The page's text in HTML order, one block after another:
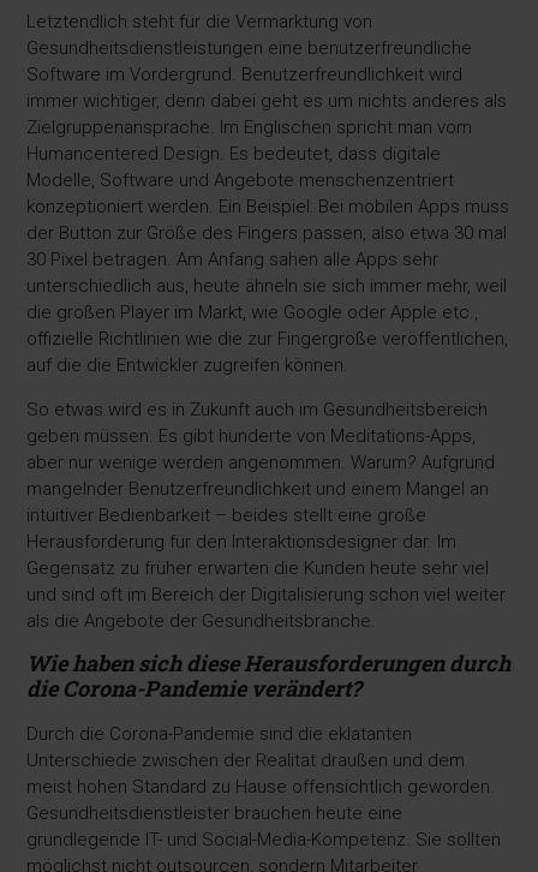
Letztendlich steht für die Vermarktung von
Gesundheitsdienstleistungen eine benutzerfreundliche
Software im Vordergrund. Benutzerfreundlichkeit wird
immer wichtiger, denn dabei geht es um nichts anderes als
Zielgruppenansprache. Im Englischen spricht man vom
Humancentered Design. Es bedeutet, dass digitale
Modelle, Software und Angebote menschenzentriert
konzeptioniert werden. Ein Beispiel: Bei mobilen Apps muss
der Button zur Größe des Fingers passen, also etwa 30 mal
30 Pixel betragen. Am Anfang sahen alle Apps sehr
unterschiedlich aus, heute ähneln sie sich immer mehr, weil
die großen Player im Markt, wie Google oder Apple etc.,
offizielle Richtlinien wie die zur Fingergröße veröffentlichen,
auf die die Entwickler zugreifen können.
So etwas wird es in Zukunft auch im Gesundheitsbereich
geben müssen. Es gibt hunderte von Meditations-Apps,
aber nur wenige werden angenommen. Warum? Aufgrund
mangelnder Benutzerfreundlichkeit und einem Mangel an
intuitiver Bedienbarkeit – beides stellt eine große
Herausforderung für den Interaktionsdesigner dar. Im
Gegensatz zu früher erwarten die Kunden heute sehr viel
und sind oft im Bereich der Digitalisierung schon viel weiter
als die Angebote der Gesundheitsbranche.
Wie haben sich diese Herausforderungendurch
die Corona-Pandemie verändert?
Durch die Corona-Pandemie sind die eklatanten
Unterschiede zwischen der Realität draußen und dem
meist hohen Standard zu Hause offensichtlich geworden.
Gesundheitsdienstleister brauchen heute eine
grundlegende IT- und Social-Media-Kompetenz. Sie sollten
möglichst nicht outsourcen, sondern Mitarbeiter